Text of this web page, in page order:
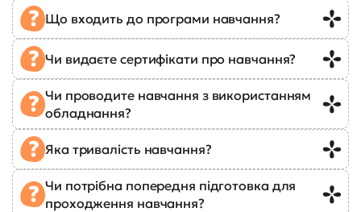
Що входить до програми навчання?
Чи видаєте сертифікати про навчання?
Чи проводите навчання з використанням
обладнання?
Яка тривалість навчання?
Чи потрібна попередня підготовка для
проходження навчання?